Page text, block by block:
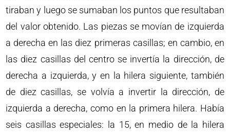
tiraban y luego se sumaban los puntos que resultaban
del valor obtenido. Las piezas se movían de izquierda
a derecha en las diez primeras casillas; en cambio, en
las diez casillas del centro se invertía la dirección, de
derecha a izquierda, y en la hilera siguiente, también
de diez casillas, se volvía a invertir la dirección, de
izquierda a derecha, como en la primera hilera. Había
seis casillas especiales: la 15, en medio de la hilera